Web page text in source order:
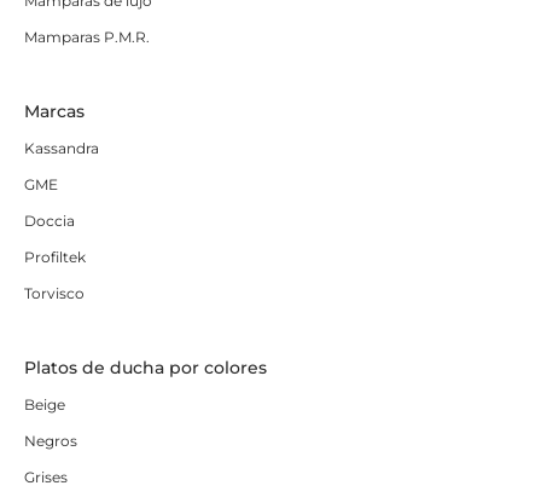
Mamparas P.M.R.
Marcas
Kassandra
GME
Doccia
Profiltek
Torvisco
Platos de ducha por colores
Beige
Negros
Grises